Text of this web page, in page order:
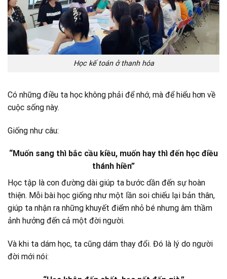
Học kế toán ở thanh hóa
Có những điều ta học không phải để nhớ, mà để hiểu hơn về
cuộc sống này.
Giống như câu:
“Muốn sang thì bắc cầu kiều, muốn hay thì đến học điều
thánh hiền”
Học tập là con đường dài giúp ta bước dần đến sự hoàn
thiện. Mỗi bài học giống như một lần soi chiếu lại bản thân,
giúp ta nhận ra những khuyết điểm nhỏ bé nhưng âm thầm
ảnh hưởng đến cả một đời người.
Và khi ta dám học, ta cũng dám thay đổi. Đó là lý do người
đời mới nói: